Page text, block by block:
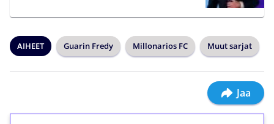
AIHEET Guarin Fredy Millonarios FC Muut sarjat
Jaa